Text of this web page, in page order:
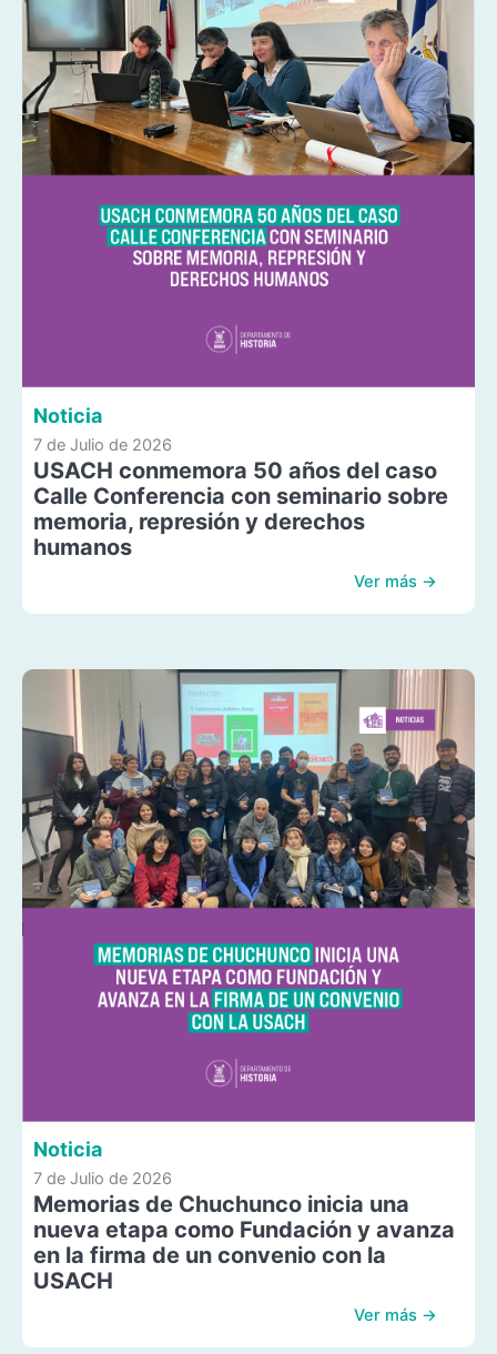
Noticia
7 de Julio de 2026
USACH conmemora 50 años del caso
Calle Conferencia con seminario sobre
memoria, represión y derechos
humanos
Ver más →
Noticia
7 de Julio de 2026
Memorias de Chuchunco inicia una
nueva etapa como Fundación y avanza
en la firma de un convenio con la
USACH
Ver más →